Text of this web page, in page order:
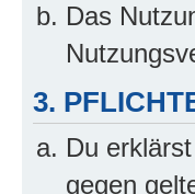
Das
3.
Du
gegen